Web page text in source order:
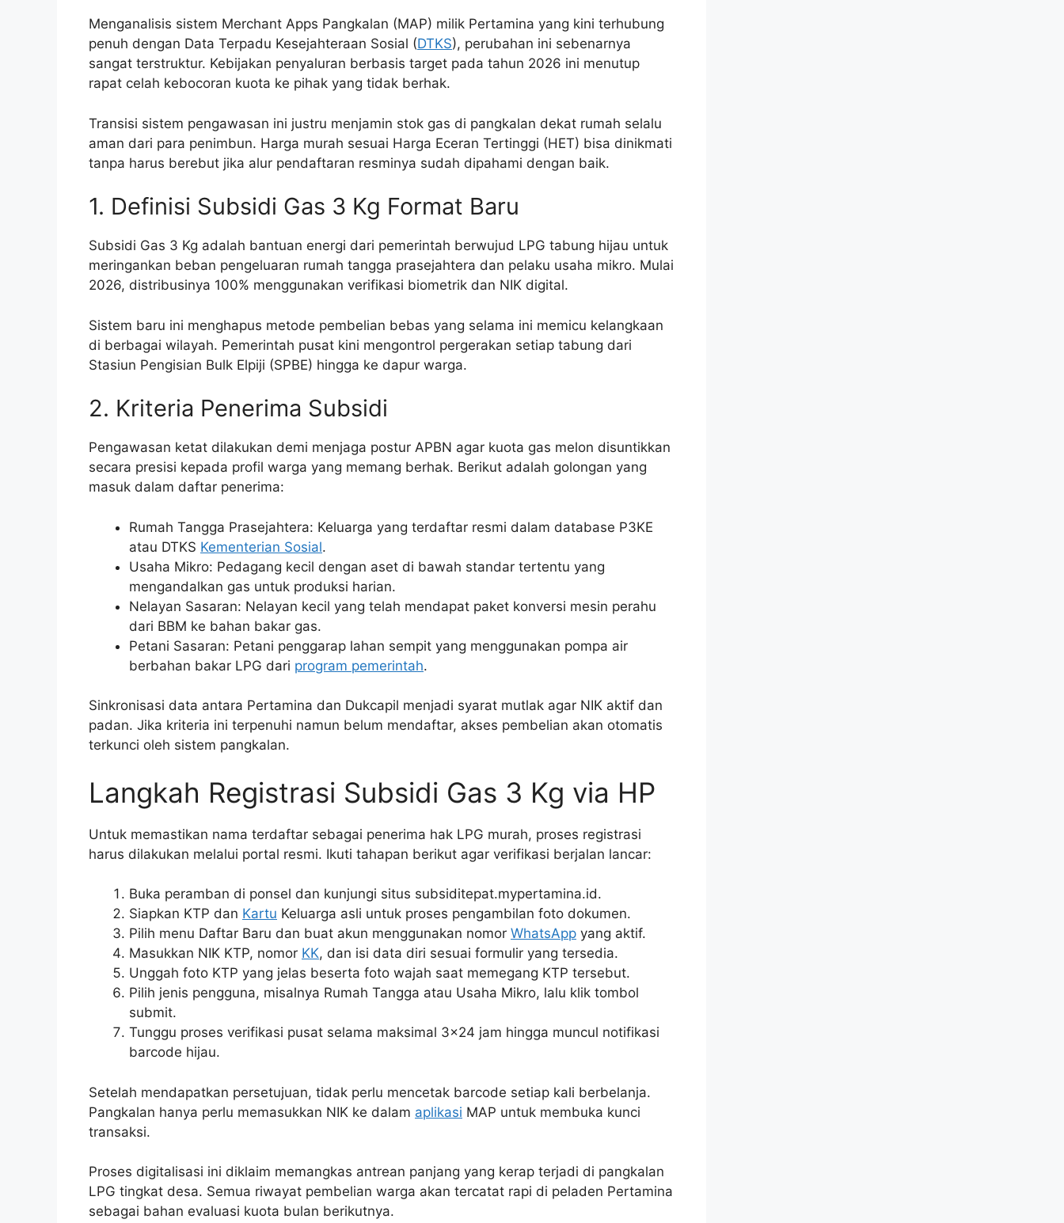
Menganalisis sistem Merchant Apps Pangkalan (MAP) milik Pertamina yang kini terhubung
penuh dengan Data Terpadu Kesejahteraan Sosial (DTKS), perubahan ini sebenarnya
sangat terstruktur. Kebijakan penyaluran berbasis target pada tahun 2026 ini menutup
rapat celah kebocoran kuota ke pihak yang tidak berhak.
Transisi sistem pengawasan ini justru menjamin stok gas di pangkalan dekat rumah selalu
aman dari para penimbun. Harga murah sesuai Harga Eceran Tertinggi (HET) bisa dinikmati
tanpa harus berebut jika alur pendaftaran resminya sudah dipahami dengan baik.
1. Definisi Subsidi Gas 3 Kg Format Baru
Subsidi Gas 3 Kg adalah bantuan energi dari pemerintah berwujud LPG tabung hijau untuk
meringankan beban pengeluaran rumah tangga prasejahtera dan pelaku usaha mikro. Mulai
2026, distribusinya 100% menggunakan verifikasi biometrik dan NIK digital.
Sistem baru ini menghapus metode pembelian bebas yang selama ini memicu kelangkaan
di berbagai wilayah. Pemerintah pusat kini mengontrol pergerakan setiap tabung dari
Stasiun Pengisian Bulk Elpiji (SPBE) hingga ke dapur warga.
2. Kriteria Penerima Subsidi
Pengawasan ketat dilakukan demi menjaga postur APBN agar kuota gas melon disuntikkan
secara presisi kepada profil warga yang memang berhak. Berikut adalah golongan yang
masuk dalam daftar penerima:
Rumah Tangga Prasejahtera: Keluarga yang terdaftar resmi dalam database P3KE
atau DTKS Kementerian Sosial.
Usaha Mikro: Pedagang kecil dengan aset di bawah standar tertentu yang
mengandalkan gas untuk produksi harian.
Nelayan Sasaran: Nelayan kecil yang telah mendapat paket konversi mesin perahu
dari BBM ke bahan bakar gas.
Petani Sasaran: Petani penggarap lahan sempit yang menggunakan pompa air
berbahan bakar LPG dari program pemerintah.
Sinkronisasi data antara Pertamina dan Dukcapil menjadi syarat mutlak agar NIK aktif dan
padan. Jika kriteria ini terpenuhi namun belum mendaftar, akses pembelian akan otomatis
terkunci oleh sistem pangkalan.
Langkah Registrasi Subsidi Gas 3 Kg via HP
Untuk memastikan nama terdaftar sebagai penerima hak LPG murah, proses registrasi
harus dilakukan melalui portal resmi. Ikuti tahapan berikut agar verifikasi berjalan lancar:
Buka peramban di ponsel dan kunjungi situs subsiditepat.mypertamina.id.
Siapkan KTP dan Kartu Keluarga asli untuk proses pengambilan foto dokumen.
Pilih menu Daftar Baru dan buat akun menggunakan nomor WhatsApp yang aktif.
Masukkan NIK KTP, nomor KK, dan isi data diri sesuai formulir yang tersedia.
Unggah foto KTP yang jelas beserta foto wajah saat memegang KTP tersebut.
Pilih jenis pengguna, misalnya Rumah Tangga atau Usaha Mikro, lalu klik tombol
submit.
Tunggu proses verifikasi pusat selama maksimal 3×24 jam hingga muncul notifikasi
barcode hijau.
Setelah mendapatkan persetujuan, tidak perlu mencetak barcode setiap kali berbelanja.
Pangkalan hanya perlu memasukkan NIK ke dalam aplikasi MAP untuk membuka kunci
transaksi.
Proses digitalisasi ini diklaim memangkas antrean panjang yang kerap terjadi di pangkalan
LPG tingkat desa. Semua riwayat pembelian warga akan tercatat rapi di peladen Pertamina
sebagai bahan evaluasi kuota bulan berikutnya.